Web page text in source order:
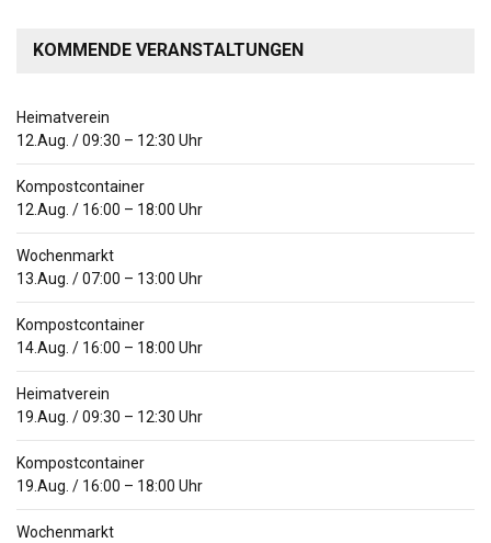
KOMMENDE VERANSTALTUNGEN
Heimatverein
12.Aug. /09:30 – 12:30 Uhr
Kompostcontainer
12.Aug. / 16:00 – 18:00 Uhr
Wochenmarkt
13.Aug. /07:00 – 13:00 Uhr
Kompostcontainer
14.Aug. / 16:00 – 18:00 Uhr
Heimatverein
19.Aug. /09:30 – 12:30 Uhr
Kompostcontainer
19.Aug. / 16:00 – 18:00 Uhr
Wochenmarkt